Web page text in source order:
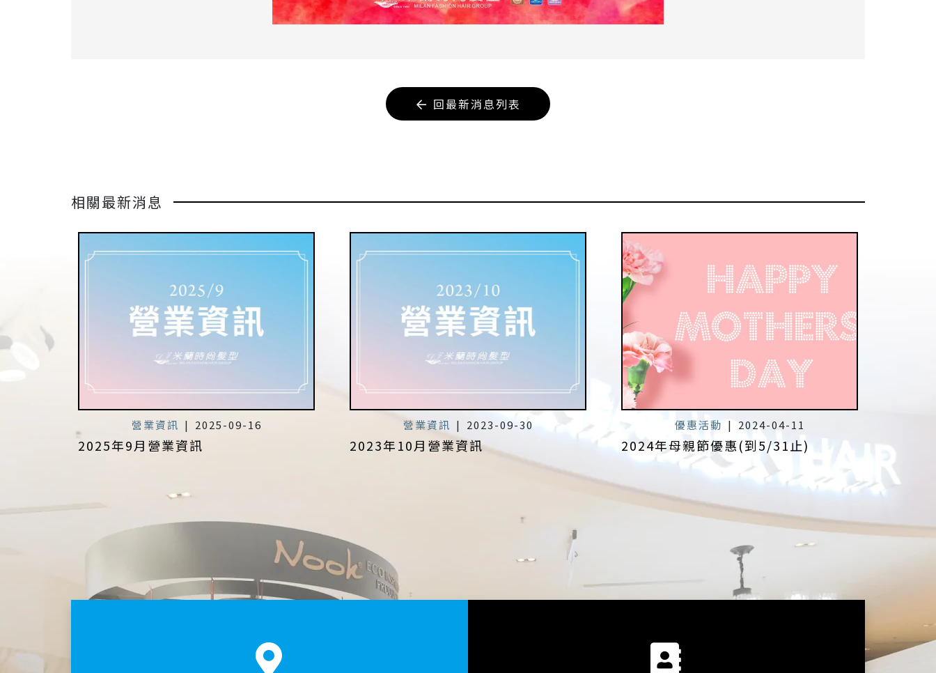
回最新消息列表
相關最新消息
營業資訊 | 2025-09-16
2025年9月營業資訊
營業資訊 | 2023-09-30
2023年10月營業資訊
優惠活動 | 2024-04-11
2024年母親節優惠(到5/31止)